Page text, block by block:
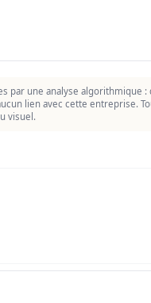
par une analyse algorithmique
lien avec cette entreprise.
visuel.